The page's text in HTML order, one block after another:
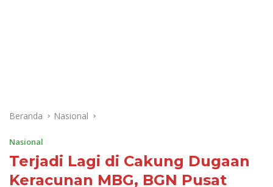
Beranda Nasional
Nasional
Terjadi Lagi di Cakung Dugaan
Keracunan MBG, BGN Pusat